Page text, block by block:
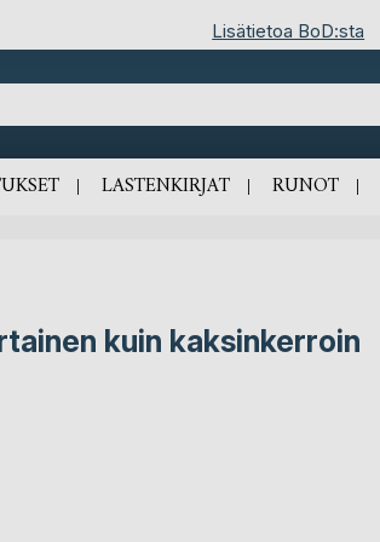
Lisätietoa BoD:sta
LASTENKIRJAT RUNOT
kuin kaksinkerroin